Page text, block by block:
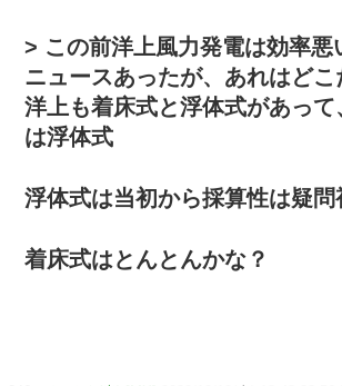
> この前洋上風力発電は効率悪
ニュースあったが、あれはどこ
洋上も着床式と浮体式があっ
は浮体式
浮体式は当初から採算性は疑問
着床式はとんとんかな？